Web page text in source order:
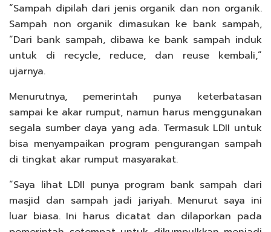
“Sampah dipilah dari jenis organik dan non organik.
Sampah non organik dimasukan ke bank sampah,
“Dari bank sampah, dibawa ke bank sampah induk
untuk di recycle, reduce, dan reuse kembali,”
ujarnya.
Menurutnya, pemerintah punya keterbatasan
sampai ke akar rumput, namun harus menggunakan
segala sumber daya yang ada. Termasuk LDII untuk
bisa menyampaikan program pengurangan sampah
di tingkat akar rumput masyarakat.
“Saya lihat LDII punya program bank sampah dari
masjid dan sampah jadi jariyah. Menurut saya ini
luar biasa. Ini harus dicatat dan dilaporkan pada